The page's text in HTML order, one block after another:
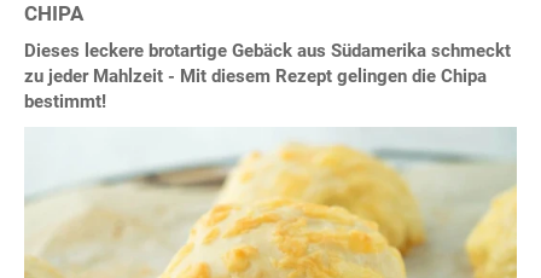
CHIPA
Dieses leckere brotartige Gebäck aus Südamerika schmeckt
zu jeder Mahlzeit - Mit diesem Rezept gelingen die Chipa
bestimmt!